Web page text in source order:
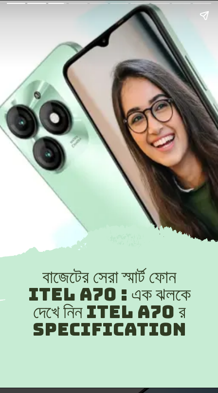
বাজেটের সেরা স্মার্ট ফোন
Itel A70 : এক ঝলকে
দেখে নিন Itel A70 র
specification